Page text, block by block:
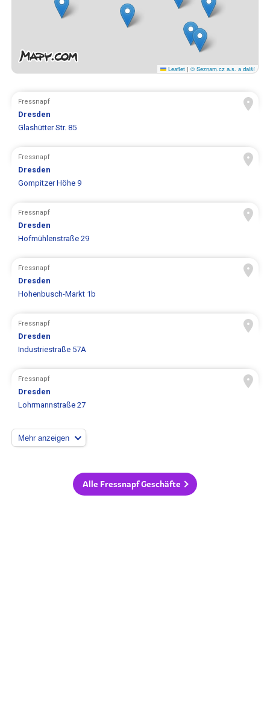
Leaflet | © Seznam.cz a.s. a další
Fressnapf
Dresden
Glashütter Str. 85
Fressnapf
Dresden
Gompitzer Höhe 9
Fressnapf
Dresden
Hofmühlenstraße 29
Fressnapf
Dresden
Hohenbusch-Markt 1b
Fressnapf
Dresden
Industriestraße 57A
Fressnapf
Dresden
Lohrmannstraße 27
Mehr anzeigen
Alle Fressnapf Geschäfte